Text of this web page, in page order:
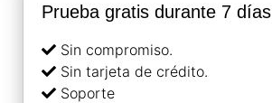
Prueba gratis durante 7 días
Sin compromiso.
Sin tarjeta de crédito.
Soporte